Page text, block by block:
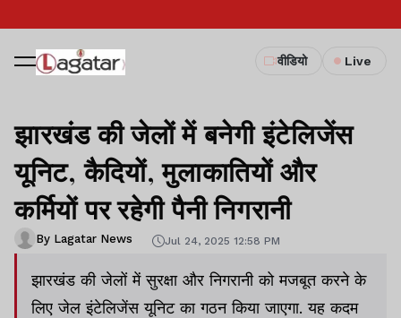
वीडियो Live
झारखंड की जेलों में बनेगी इंटेलिजेंस
यूनिट, कैदियों, मुलाकातियों और
कर्मियों पर रहेगी पैनी निगरानी
By Lagatar News Jul 24, 2025 12:58 PM
झारखंड की जेलों में सुरक्षा और निगरानी को मजबूत करने के
लिए जेल इंटेलिजेंस यूनिट का गठन किया जाएगा. यह कदम